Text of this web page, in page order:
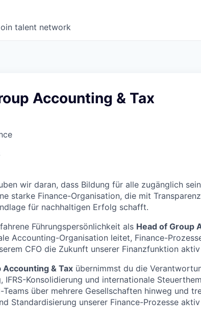
talent network
Accounting & Tax
wir daran, dass Bildung für alle zugänglich
starke Finance-Organisation, die mit
für nachhaltigen Erfolg schafft.
Führungspersönlichkeit als Head of Group
Accounting-Organisation leitet, Finance-
CFO die Zukunft unserer Finanzfunktion
Accounting & Tax übernimmst du die
IFRS-Konsolidierung und internationale
Teams über mehrere Gesellschaften hinweg und
Standardisierung unserer Finance-Prozesse